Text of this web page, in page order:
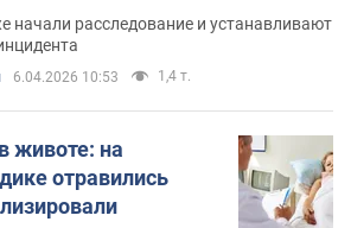
начали расследование и устанавливают
6.04.2026 10:53 1,4 т.
животе: на
отравились